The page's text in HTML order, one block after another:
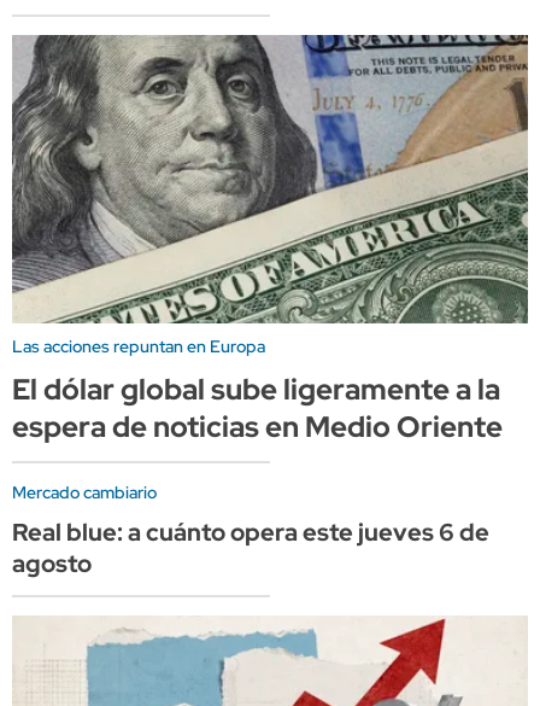
Las acciones repuntan en Europa
El dólar global sube ligeramente a la
espera de noticias en Medio Oriente
Mercado cambiario
Real blue: a cuánto opera este jueves 6 de
agosto